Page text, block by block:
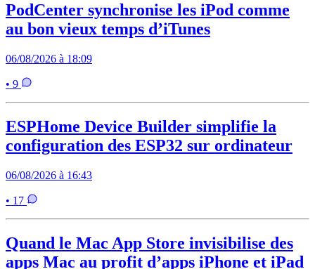
PodCenter synchronise les iPod comme
au bon vieux temps d’iTunes
06/08/2026 à 18:09
• 9
ESPHome Device Builder simplifie la
configuration des ESP32 sur ordinateur
06/08/2026 à 16:43
• 17
Quand le Mac App Store invisibilise des
apps Mac au profit d’apps iPhone et iPad